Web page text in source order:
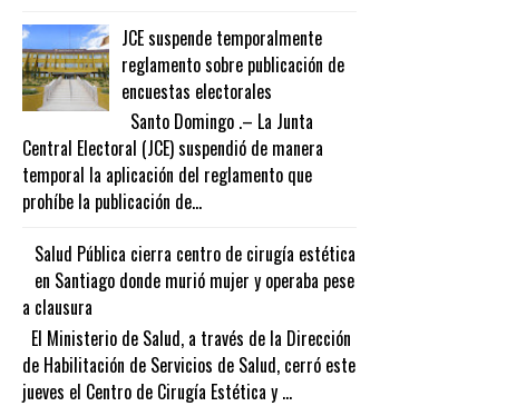
JCE suspende temporalmente
reglamento sobre publicación de
encuestas electorales
Santo Domingo .– La Junta
Central Electoral (JCE) suspendió de manera
temporal la aplicación del reglamento que
prohíbe la publicación de...
Salud Pública cierra centro de cirugía estética
en Santiago donde murió mujer y operaba pese
a clausura
El Ministerio de Salud, a través de la Dirección
de Habilitación de Servicios de Salud, cerró este
jueves el Centro de Cirugía Estética y ...